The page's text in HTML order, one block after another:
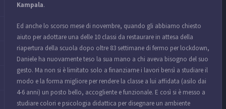
Kampala.
Ed anche lo scorso mese di novembre, quando gli abbiamo chiesto
aiuto per adottare una delle 10 classi da restaurare in attesa della
riapertura della scuola dopo oltre 83 settimane di fermo per lockdown,
Daniele ha nuovamente teso la sua mano a chi aveva bisogno del suo
gesto. Ma non si è limitato solo a finanziarne i lavori bensì a studiare il
modo e la forma migliore per rendere la classe a lui affidata (asilo dai
4-6 anni) un posto bello, accogliente e funzionale. E così si è messo a
studiare colori e psicologia didattica per disegnare un ambiente